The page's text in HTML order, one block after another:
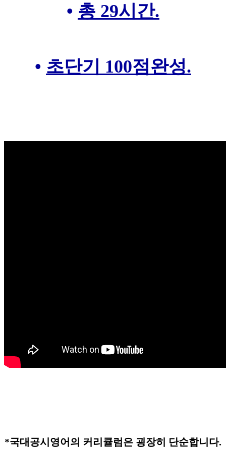
• 총 29시간.
• 초단기 100점완성.
*국대공시영어의 커리큘럼은 굉장히 단순합니다.